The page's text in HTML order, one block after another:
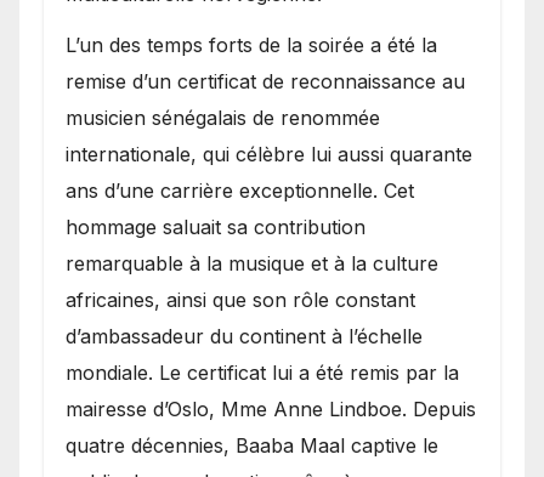
​L’un des temps forts de la soirée a été la
remise d’un certificat de reconnaissance au
musicien sénégalais de renommée
internationale, qui célèbre lui aussi quarante
ans d’une carrière exceptionnelle. Cet
hommage saluait sa contribution
remarquable à la musique et à la culture
africaines, ainsi que son rôle constant
d’ambassadeur du continent à l’échelle
mondiale. Le certificat lui a été remis par la
mairesse d’Oslo, Mme Anne Lindboe. Depuis
quatre décennies, Baaba Maal captive le